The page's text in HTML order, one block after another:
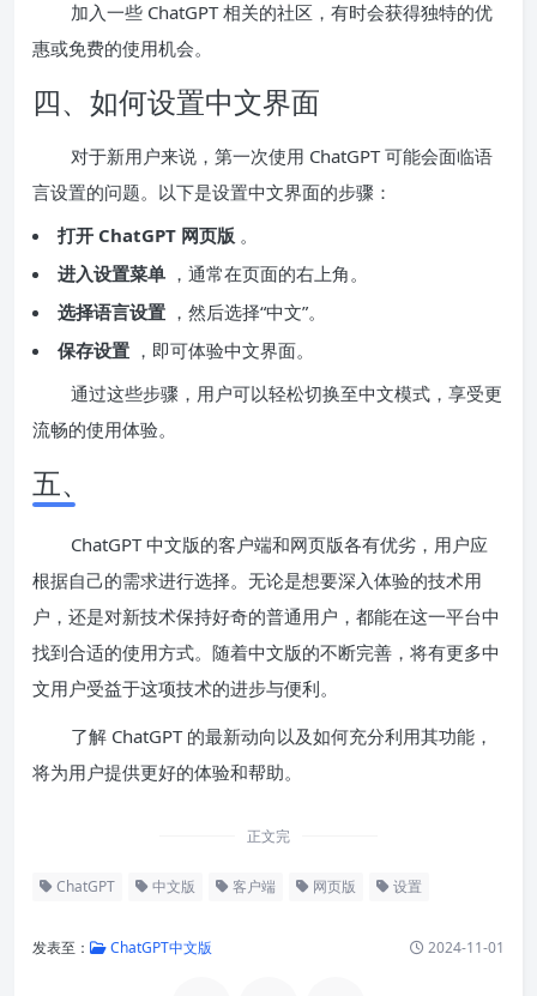
加入一些 ChatGPT 相关的社区，有时会获得独特的优
惠或免费的使用机会。
四、如何设置中文界面
对于新用户来说，第一次使用 ChatGPT 可能会面临语
言设置的问题。以下是设置中文界面的步骤：
打开 ChatGPT 网页版 。
进入设置菜单 ，通常在页面的右上角。
选择语言设置 ，然后选择“中文”。
保存设置 ，即可体验中文界面。
通过这些步骤，用户可以轻松切换至中文模式，享受更
流畅的使用体验。
五、
ChatGPT 中文版的客户端和网页版各有优劣，用户应
根据自己的需求进行选择。无论是想要深入体验的技术用
户，还是对新技术保持好奇的普通用户，都能在这一平台中
找到合适的使用方式。随着中文版的不断完善，将有更多中
文用户受益于这项技术的进步与便利。
了解 ChatGPT 的最新动向以及如何充分利用其功能，
将为用户提供更好的体验和帮助。
正文完
ChatGPT 中文版 客户端 网页版 设置
发表至： ChatGPT中文版 2024-11-01